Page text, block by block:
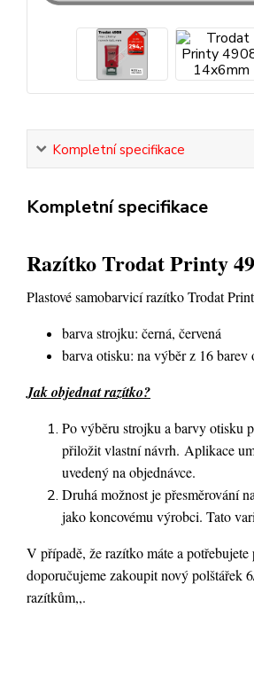
Kompletní specifikace
Kompletní specifikace
Razítko Trodat Printy
Plastové samobarvicí razítko Trodat
barva strojku: černá, červená
barva otisku: na výběr z 16 barev
Jak objednat razítko?
Po výběru strojku a barvy otisku
přiložit vlastní návrh. Aplikace
uvedený na objednávce.
Druhá možnost je přesměrování
jako koncovému výrobci. Tato
V případě, že razítko máte a
doporučujeme zakoupit nový polštářek
razítkům,,.